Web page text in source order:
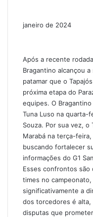
janeiro de 2024
Após a recente
Bragantino alcançou
patamar que o
próxima etapa do
equipes. O
Tuna Luso na quarta-
Souza. Por sua vez, o
Marabá na terça-
buscando fortalecer
informações do G1
Esses confrontos são
times no
significativamente a
dos torcedores é alta,
disputas que